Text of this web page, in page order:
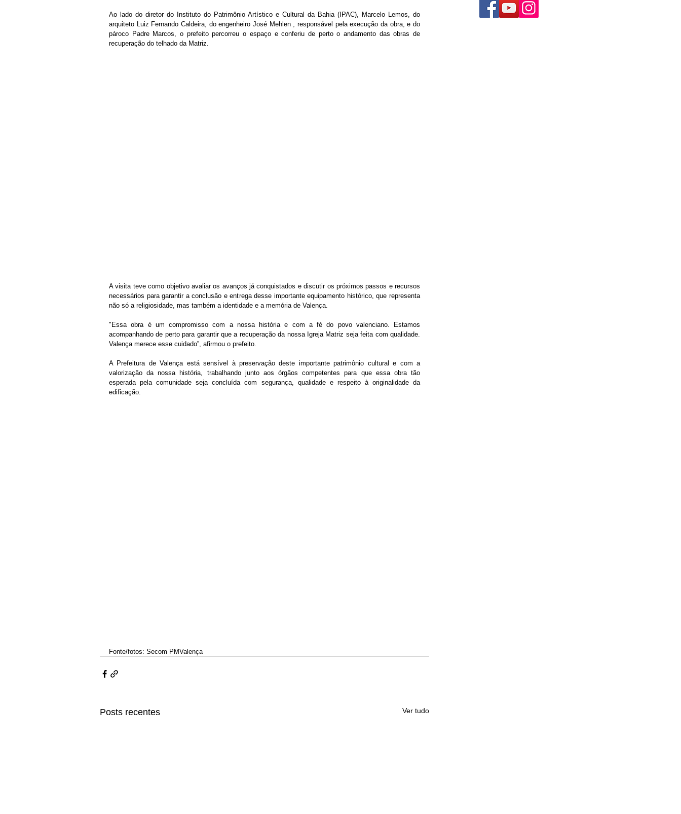
Ao lado do diretor do Instituto do Patrimônio Artístico e Cultural da Bahia (IPAC), Marcelo Lemos, do
arquiteto Luiz Fernando Caldeira, do engenheiro José Mehlen , responsável pela execução da obra, e do
pároco Padre Marcos, o prefeito percorreu o espaço e conferiu de perto o andamento das obras de
recuperação do telhado da Matriz.
A visita teve como objetivo avaliar os avanços já conquistados e discutir os próximos passos e recursos
necessários para garantir a conclusão e entrega desse importante equipamento histórico, que representa
não só a religiosidade, mas também a identidade e a memória de Valença.
"Essa obra é um compromisso com a nossa história e com a fé do povo valenciano. Estamos
acompanhando de perto para garantir que a recuperação da nossa Igreja Matriz seja feita com qualidade.
Valença merece esse cuidado”, afirmou o prefeito.
A Prefeitura de Valença está sensível à preservação deste importante patrimônio cultural e com a
valorização da nossa história, trabalhando junto aos órgãos competentes para que essa obra tão
esperada pela comunidade seja concluída com segurança, qualidade e respeito à originalidade da
edificação.
Fonte/fotos: Secom PMValença
Posts recentes Ver tudo